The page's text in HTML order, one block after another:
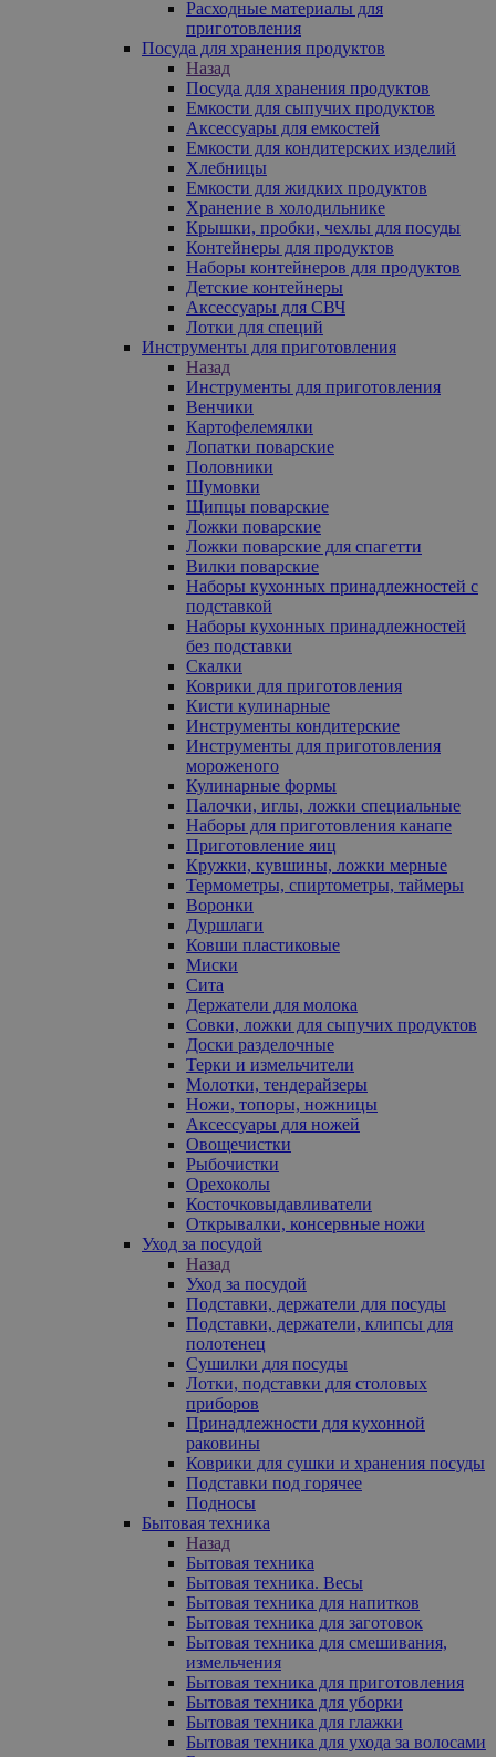
Расходные материалы для
приготовления
Посуда для хранения продуктов
Назад
Посуда для хранения продуктов
Емкости для сыпучих продуктов
Аксессуары для емкостей
Емкости для кондитерских изделий
Хлебницы
Емкости для жидких продуктов
Хранение в холодильнике
Крышки, пробки, чехлы для посуды
Контейнеры для продуктов
Наборы контейнеров для продуктов
Детские контейнеры
Аксессуары для СВЧ
Лотки для специй
Инструменты для приготовления
Назад
Инструменты для приготовления
Венчики
Картофелемялки
Лопатки поварские
Половники
Шумовки
Щипцы поварские
Ложки поварские
Ложки поварские для спагетти
Вилки поварские
Наборы кухонных принадлежностей с
подставкой
Наборы кухонных принадлежностей
без подставки
Скалки
Коврики для приготовления
Кисти кулинарные
Инструменты кондитерские
Инструменты для приготовления
мороженого
Кулинарные формы
Палочки, иглы, ложки специальные
Наборы для приготовления канапе
Приготовление яиц
Кружки, кувшины, ложки мерные
Термометры, спиртометры, таймеры
Воронки
Дуршлаги
Ковши пластиковые
Миски
Сита
Держатели для молока
Совки, ложки для сыпучих продуктов
Доски разделочные
Терки и измельчители
Молотки, тендерайзеры
Ножи, топоры, ножницы
Аксессуары для ножей
Овощечистки
Рыбочистки
Орехоколы
Косточковыдавливатели
Открывалки, консервные ножи
Уход за посудой
Назад
Уход за посудой
Подставки, держатели для посуды
Подставки, держатели, клипсы для
полотенец
Сушилки для посуды
Лотки, подставки для столовых
приборов
Принадлежности для кухонной
раковины
Коврики для сушки и хранения посуды
Подставки под горячее
Подносы
Бытовая техника
Назад
Бытовая техника
Бытовая техника. Весы
Бытовая техника для напитков
Бытовая техника для заготовок
Бытовая техника для смешивания,
измельчения
Бытовая техника для приготовления
Бытовая техника для уборки
Бытовая техника для глажки
Бытовая техника для ухода за волосами